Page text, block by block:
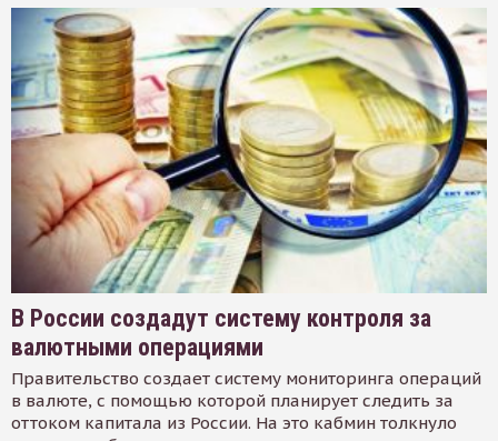
В России создадут систему контроля за
валютными операциями
Правительство создает систему мониторинга операций
в валюте, с помощью которой планирует следить за
оттоком капитала из России. На это кабмин толкнуло